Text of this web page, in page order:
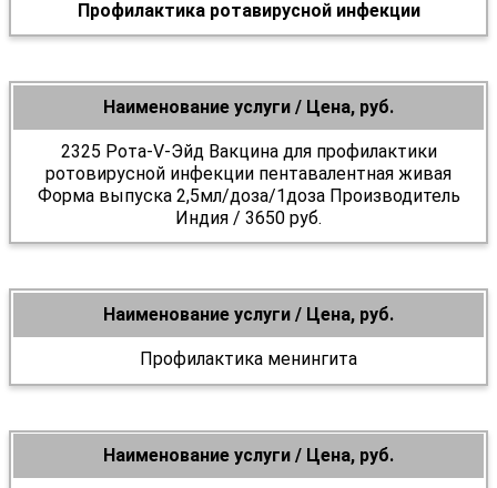
Профилактика ротавирусной инфекции
Наименование услуги / Цена, руб.
2325 Рота-V-Эйд Вакцина для профилактики
ротовирусной инфекции пентавалентная живая
Форма выпуска 2,5мл/доза/1доза Производитель
Индия / 3650 руб.
Наименование услуги / Цена, руб.
Профилактика менингита
Наименование услуги / Цена, руб.